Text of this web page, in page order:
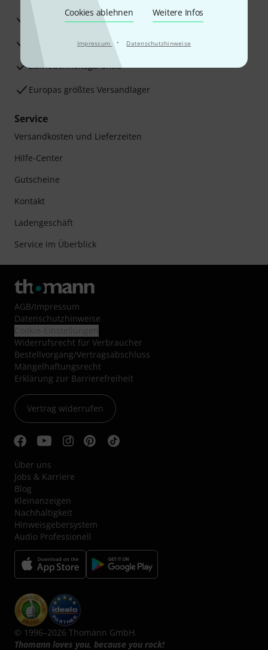
Cookies ablehnen Weitere Infos
Impressum · Datenschutzhinweise
Reparaturservice
Beratung durch Fachexperten
Zufriedenheitsgarantie
Europas größtes Versandlager
Service
Versandkosten und Lieferzeiten
Hilfe-Center
Gutscheine
Kontakt
Ladengeschäft
Service im Überblick
AGB/Impressum
Datenschutzhinweise
Widerrufsrecht für Verbraucher
Bestellvorgang/Vertragsabschluss
Mängelhaftungsrecht
Erklärung zur Barrierefreiheit
Vertrag widerrufen
Über uns
Jobs & Karriere
Blog
Kleinanzeigen
Nachhaltigkeit
Hinweisgebersystem
Audio Professionell
© 1996–2026 Thomann GmbH.
Thomann loves you, because you rock!